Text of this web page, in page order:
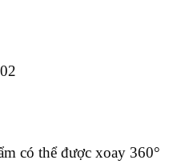
có thể được xoay 360°